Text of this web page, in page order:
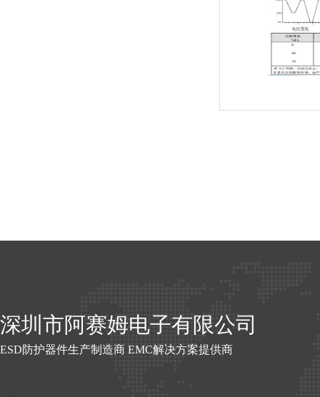
深圳市阿赛姆电子有限公司
ESD防护器件生产制造商 EMC解决方案提供商